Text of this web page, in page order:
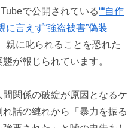
で公開されている““自作
言えず“強盗被害”偽装
親に叱られることを恐れた
が報じられています。
関係の破綻が原因となるケ
話の縺れから「暴力を振る